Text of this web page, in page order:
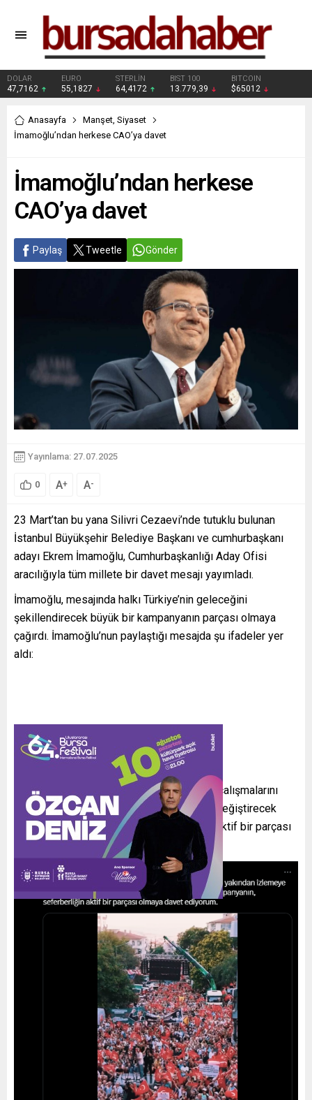
DOLAR
47,7162
EURO
55,1827
STERLİN
64,4172
BIST 100
13.779,39
BITCOIN
$65012
Anasayfa Manşet, Siyaset
İmamoğlu’ndan herkese CAO’ya davet
İmamoğlu’ndan herkese
CAO’ya davet
Paylaş Tweetle Gönder
Yayınlama: 27.07.2025
0 A+ A-
23 Mart’tan bu yana Silivri Cezaevi’nde tutuklu bulunan
İstanbul Büyükşehir Belediye Başkanı ve cumhurbaşkanı
adayı Ekrem İmamoğlu, Cumhurbaşkanlığı Aday Ofisi
aracılığıyla tüm millete bir davet mesajı yayımladı.
İmamoğlu, mesajında halkı Türkiye’nin geleceğini
şekillendirecek büyük bir kampanyanın parçası olmaya
çağırdı. İmamoğlu’nun paylaştığı mesajda şu ifadeler yer
aldı:
“Herkesi, Cumhurbaşkanlığı Aday Ofisi’nin çalışmalarını
yakından izlemeye ve Türkiye’nin kaderini değiştirecek
olan bu büyük kampanyanın, seferberliğin aktif bir parçası
olmaya davet ediyorum.”